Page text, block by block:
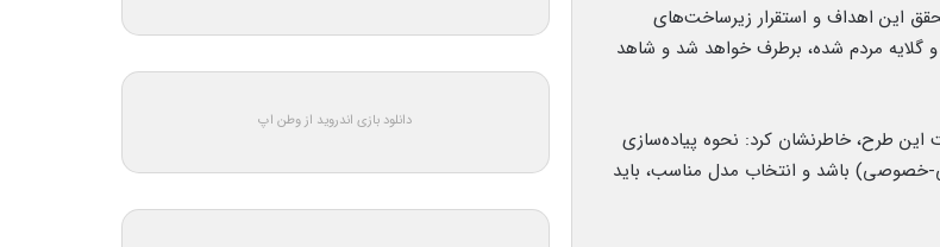
این اهداف و استقرار زیرساخت‌های
گلایه مردم شده، برطرف خواهد شد و شاهد
این طرح، خاطرنشان کرد: نحوه پیاده‌سازی
خصوصی) باشد و انتخاب مدل مناسب، باید
دانلود بازی اندروید از وطن اپ